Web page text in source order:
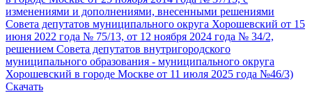
изменениями и дополнениями, внесенными решениями
Совета депутатов муниципального округа Хорошевский от 15
июня 2022 года № 75/13, от 12 ноября 2024 года № 34/2,
решением Совета депутатов внутригородского
муниципального образования - муниципального округа
Хорошевский в городе Москве от 11 июля 2025 года №46/3)
Скачать